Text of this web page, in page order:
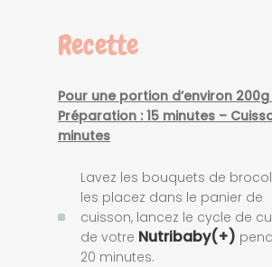
Recette
Pour une portion d’environ
Préparation : 15 minutes –
minutes
Lavez les bouquets de
les placez dans le panier de
cuisson, lancez le cycle de
de votre Nutribaby(+)
20 minutes.